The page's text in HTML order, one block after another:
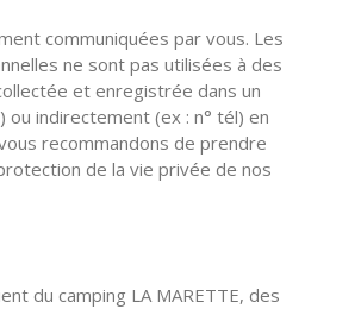
communiquées par vous. Les
ne sont pas utilisées à des
et enregistrée dans un
indirectement (ex : n° tél) en
recommandons de prendre
de la vie privée de nos
du camping LA MARETTE, des